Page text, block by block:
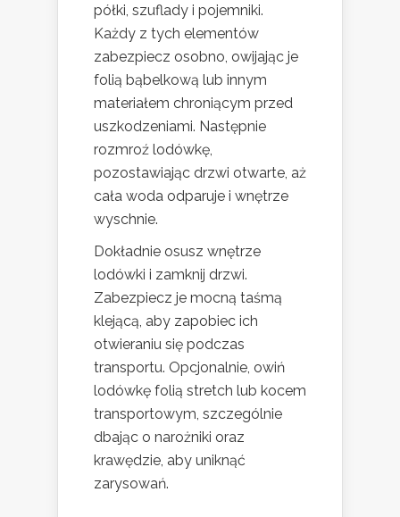
półki, szuflady i pojemniki.
Każdy z tych elementów
zabezpiecz osobno, owijając je
folią bąbelkową lub innym
materiałem chroniącym przed
uszkodzeniami. Następnie
rozmroź lodówkę,
pozostawiając drzwi otwarte, aż
cała woda odparuje i wnętrze
wyschnie.
Dokładnie osusz wnętrze
lodówki i zamknij drzwi.
Zabezpiecz je mocną taśmą
klejącą, aby zapobiec ich
otwieraniu się podczas
transportu. Opcjonalnie, owiń
lodówkę folią stretch lub kocem
transportowym, szczególnie
dbając o narożniki oraz
krawędzie, aby uniknąć
zarysowań.